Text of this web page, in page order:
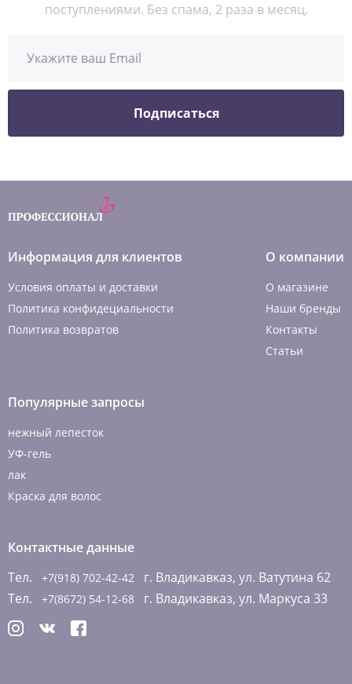
поступлениями. Без спама, 2 раза в месяц.
Подписаться
Информация для клиентов
Условия оплаты и доставки
Политика конфидециальности
Политика возвратов
О компании
О магазине
Наши бренды
Контакты
Статьи
Популярные запросы
нежный лепесток
УФ-гель
лак
Краска для волос
Контактные данные
Тел.
+7(918) 702-42-42
г. Владикавказ, ул. Ватутина 62
Тел.
+7(8672) 54-12-68 г. Владикавказ, ул. Маркуса 33